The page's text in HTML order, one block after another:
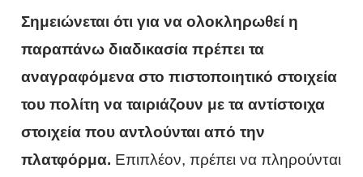
Σημειώνεται ότι για να ολοκληρωθεί η
παραπάνω διαδικασία πρέπει τα
αναγραφόμενα στο πιστοποιητικό στοιχεία
του πολίτη να ταιριάζουν με τα αντίστοιχα
στοιχεία που αντλούνται από την
πλατφόρμα. Επιπλέον, πρέπει να πληρούνται